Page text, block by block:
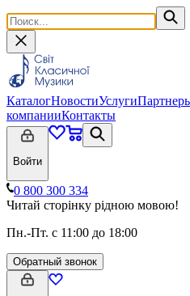
КаталогНовостиУслуги
компанииКонтакты
Войти
0 800 300 334
Читай сторінку рідною мовою!
Пн.-Пт. с 11:00 до 18:00
Обратный звонок